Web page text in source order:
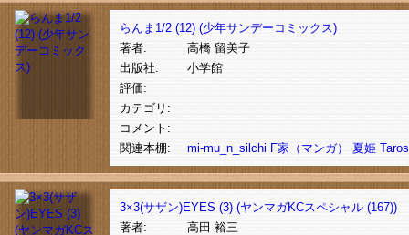
らんま1/2 (12) (少年サンデーコミックス)
著者:
高橋 留美子
出版社:
小学館
評価:
カテゴリ:
コメント:
関連本棚:
mi-mu_n_silchi F家（マンガ） 夏姫
3×3(サザン)EYES (3) (ヤンマガKCスペシャル (167))
著者:
高田 裕三